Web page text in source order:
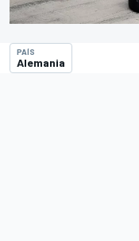
PAÍS
Alemania